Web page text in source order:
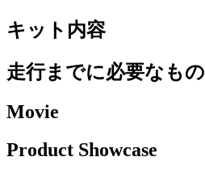
キット内容
走行までに必要なもの
Movie
Product Showcase